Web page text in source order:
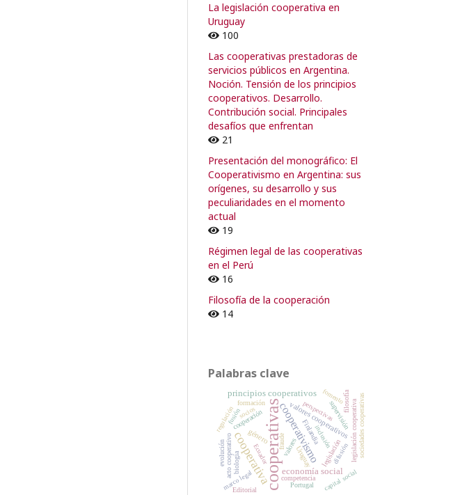
La legislación cooperativa en
Uruguay
100
Las cooperativas prestadoras de
servicios públicos en Argentina.
Noción. Tensión de los principios
cooperativos. Desarrollo.
Contribución social. Principales
desafíos que enfrentan
21
Presentación del monográfico: El
Cooperativismo en Argentina: sus
orígenes, su desarrollo y sus
peculiaridades en el momento
actual
19
Régimen legal de las cooperativas
en el Perú
16
Filosofía de la cooperación
14
Palabras clave
cooperativas
cooperativacooperativismo
principios cooperativos
economía social
género valores cooperativos
cooperación
legislación
formación
acto cooperativo valores legislación cooperativa
Uruguay
Finlandia
supervisión
perspectivas
regulación
marco legal capital social
Ecuador
fomento
evolución
inclusión
competencia
sociedades cooperativas
difusión
Portugal
Editorial
fraude
biología
fusión
filosofía
socios